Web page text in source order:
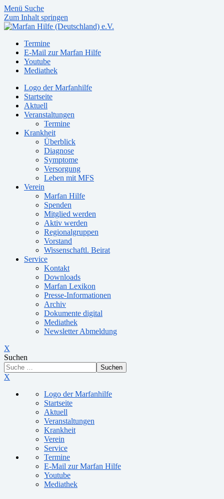
Menü Suche
Zum Inhalt springen
Termine
E-Mail zur Marfan Hilfe
Youtube
Mediathek
Logo der Marfanhilfe
Startseite
Aktuell
Veranstaltungen
Termine
Krankheit
Überblick
Diagnose
Symptome
Versorgung
Leben mit MFS
Verein
Marfan Hilfe
Spenden
Mitglied werden
Aktiv werden
Regionalgruppen
Vorstand
Wissenschaftl. Beirat
Service
Kontakt
Downloads
Marfan Lexikon
Presse-Informationen
Archiv
Dokumente digital
Mediathek
Newsletter Abmeldung
X
Suchen
Suchen
X
Logo der Marfanhilfe
Startseite
Aktuell
Veranstaltungen
Krankheit
Verein
Service
Termine
E-Mail zur Marfan Hilfe
Youtube
Mediathek